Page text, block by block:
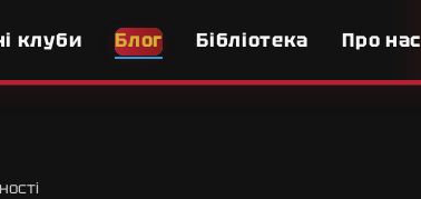
клуби Блог Бібліотека Про нас